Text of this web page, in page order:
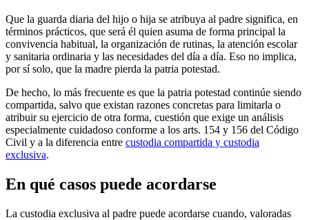
Que la guarda diaria del hijo o hija se atribuya al padre significa, en
términos prácticos, que será él quien asuma de forma principal la
convivencia habitual, la organización de rutinas, la atención escolar
y sanitaria ordinaria y las necesidades del día a día. Eso no implica,
por sí solo, que la madre pierda la patria potestad.
De hecho, lo más frecuente es que la patria potestad continúe siendo
compartida, salvo que existan razones concretas para limitarla o
atribuir su ejercicio de otra forma, cuestión que exige un análisis
especialmente cuidadoso conforme a los arts. 154 y 156 del Código
Civil y a la diferencia entre custodia compartida y custodia
exclusiva.
En qué casos puede acordarse
La custodia exclusiva al padre puede acordarse cuando, valoradas